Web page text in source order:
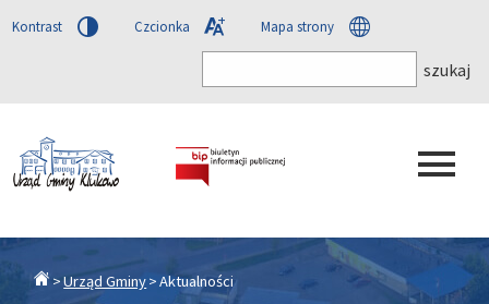
Kontrast Czcionka Mapa strony
Urząd Gminy Aktualności